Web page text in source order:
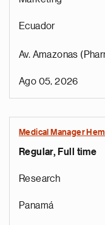
Ecuador
Av. Amazonas
Ago 05, 2026
Medical Manager
Regular, Full time
Research
Panamá